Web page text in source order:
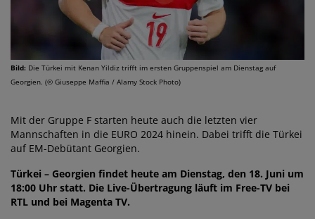
Bild: Die Türkei mit Kenan Yildiz trifft im ersten Gruppenspiel am Dienstag auf
Georgien. (© Giuseppe Maffia / Alamy Stock Photo)
Mit der Gruppe F starten heute auch die letzten vier
Mannschaften in die EURO 2024 hinein. Dabei trifft die Türkei
auf EM-Debütant Georgien.
Türkei – Georgien findet heute am Dienstag, den 18. Juni um
18:00 Uhr statt. Die Live-Übertragung läuft im Free-TV bei
RTL und bei Magenta TV.